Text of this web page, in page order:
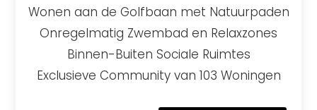
Wonen aan de Golfbaan met Natuurpaden
Onregelmatig Zwembad en Relaxzones
Binnen-Buiten Sociale Ruimtes
Exclusieve Community van 103 Woningen